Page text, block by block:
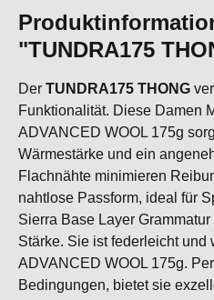
"TUNDRA175
Der TUNDRA175 THONG
Funktionalität. Diese Damen
ADVANCED WOOL 175g
Wärmestärke und ein
Flachnähte minimieren
nahtlose Passform, ideal für
Sierra Base Layer
Stärke. Sie ist federleicht und
ADVANCED WOOL 175g.
Bedingungen, bietet sie